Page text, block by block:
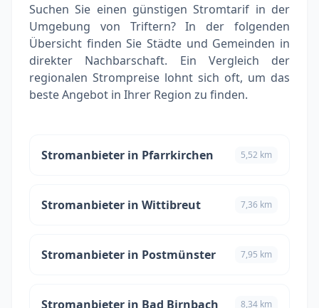
Suchen Sie einen günstigen Stromtarif in der
Umgebung von Triftern? In der folgenden
Übersicht finden Sie Städte und Gemeinden in
direkter Nachbarschaft. Ein Vergleich der
regionalen Strompreise lohnt sich oft, um das
beste Angebot in Ihrer Region zu finden.
Stromanbieter in Pfarrkirchen 5,52 km
Stromanbieter in Wittibreut 7,36 km
Stromanbieter in Postmünster 7,95 km
Stromanbieter in Bad Birnbach 8,34 km